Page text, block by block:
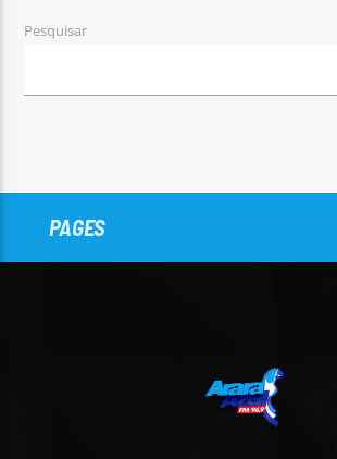
Pesquisar
PAGES